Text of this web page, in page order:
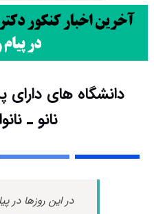
دانشگاه های
ﻧﺎﻧﻮ ـ
در این روزها در